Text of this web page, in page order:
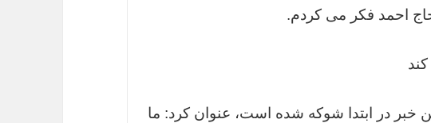
احمد فکر می کردم.
خبر در ابتدا شوکه شده است، عنوان کرد: ما